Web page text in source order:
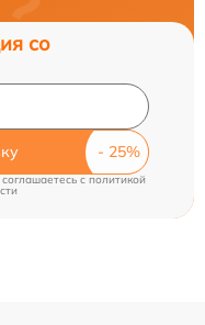
со
cполитикой